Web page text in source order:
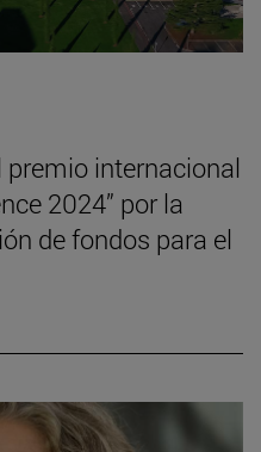
premio internacional
2024” por la
de fondos para el